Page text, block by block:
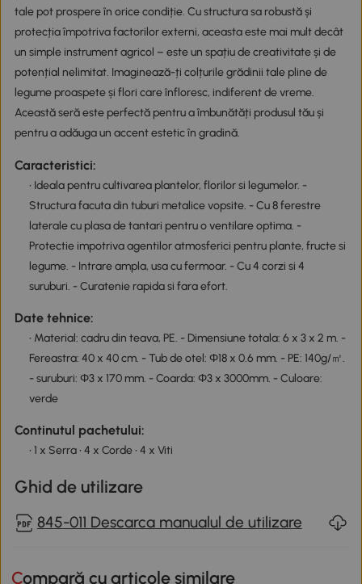
tale pot prospere în orice condiție. Cu structura sa robustă și
protecția împotriva factorilor externi, aceasta este mai mult decât
un simple instrument agricol – este un spațiu de creativitate și de
potențial nelimitat. Imaginează-ți colțurile grădinii tale pline de
legume proaspete și flori care înfloresc, indiferent de vreme.
Această seră este perfectă pentru a îmbunătăți produsul tău și
pentru a adăuga un accent estetic în gradină.
Caracteristici:
• Ideala pentru cultivarea plantelor, florilor si legumelor. -
Structura facuta din tuburi metalice vopsite. - Cu 8 ferestre
laterale cu plasa de tantari pentru o ventilare optima. -
Protectie impotriva agentilor atmosferici pentru plante, fructe si
legume. - Intrare ampla, usa cu fermoar. - Cu 4 corzi si 4
suruburi. - Curatenie rapida si fara efort.
Date tehnice:
• Material: cadru din teava, PE. - Dimensiune totala: 6 x 3 x 2 m. -
Fereastra: 40 x 40 cm. - Tub de otel: Φ18 x 0.6 mm. - PE: 140g/㎡.
- suruburi: Φ3 x 170 mm. - Coarda: Φ3 x 3000mm. - Culoare:
verde
Continutul pachetului:
• 1 x Serra • 4 x Corde • 4 x Viti
Ghid de utilizare
845-011 Descarca manualul de utilizare
Compară cu articole similare